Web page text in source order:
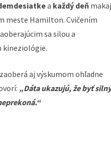
a každý deň
meste Hamilton. Cvičením
sa silou a
kineziológie.
aj výskumom ohľadne
„Dáta ukazujú, že byť